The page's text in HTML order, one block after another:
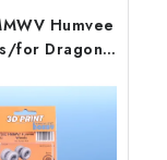
Humvee
for Dragon